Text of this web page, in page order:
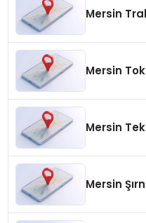
Mersin
Mersin
Mersin
Mersin